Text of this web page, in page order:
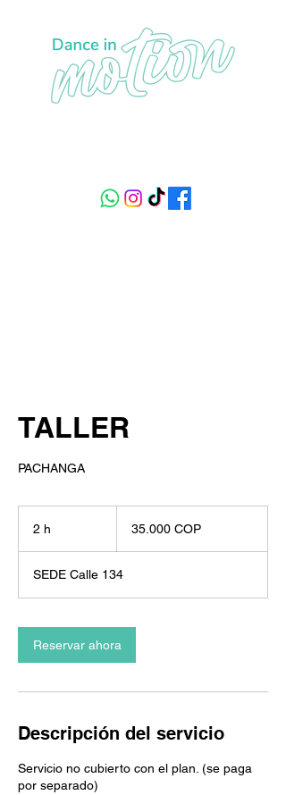
TALLER
PACHANGA
2 h
colombianos
35.000 COP
SEDE Calle 134
Reservar ahora
Descripción del servicio
Servicio no cubierto con el plan. (se paga
por separado)